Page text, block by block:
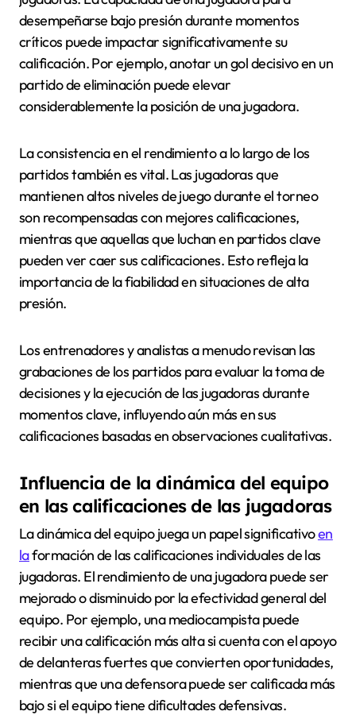
desempeñarse bajo presión durante momentos
críticos puede impactar significativamente su
calificación. Por ejemplo, anotar un gol decisivo en un
partido de eliminación puede elevar
considerablemente la posición de una jugadora.
La consistencia en el rendimiento a lo largo de los
partidos también es vital. Las jugadoras que
mantienen altos niveles de juego durante el torneo
son recompensadas con mejores calificaciones,
mientras que aquellas que luchan en partidos clave
pueden ver caer sus calificaciones. Esto refleja la
importancia de la fiabilidad en situaciones de alta
presión.
Los entrenadores y analistas a menudo revisan las
grabaciones de los partidos para evaluar la toma de
decisiones y la ejecución de las jugadoras durante
momentos clave, influyendo aún más en sus
calificaciones basadas en observaciones cualitativas.
Influencia de la dinámica del equipo
en las calificaciones de las jugadoras
La dinámica del equipo juega un papel significativoen
laformación de las calificaciones individuales de las
jugadoras. El rendimiento de una jugadora puede ser
mejorado o disminuido por la efectividad general del
equipo. Por ejemplo, una mediocampista puede
recibir una calificación más alta si cuenta con el apoyo
de delanteras fuertes que convierten oportunidades,
mientras que una defensora puede ser calificada más
bajo si el equipo tiene dificultades defensivas.